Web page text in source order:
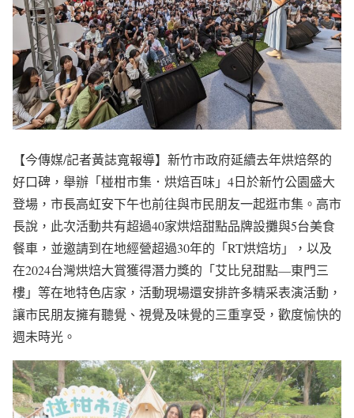
【今傳媒/記者黃誌寬報導】新竹市政府延續去年烘焙祭的
好口碑，舉辦「椪柑市集．烘焙百味」4日於新竹公園盛大
登場，市長高虹安下午也前往與市民朋友一起逛市集。高市
長說，此次活動共有超過40家烘焙甜點品牌設攤與5台美食
餐車，並邀請到在地經營超過30年的「RT烘焙坊」，以及
在2024台灣烘焙大賞獲得潛力獎的「艾比兒甜點—東門三
樓」等在地特色店家，活動現場還安排許多精采表演活動，
讓市民朋友擁有聽覺、視覺及味覺的三重享受，歡度愉快的
週未時光。